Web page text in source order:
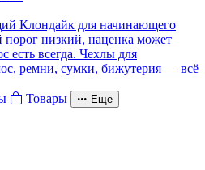
Клондайк для начинающего
низкий, наценка может
есть всегда. Чехлы для
ремни, сумки, бижутерия — всё
Товары Еще